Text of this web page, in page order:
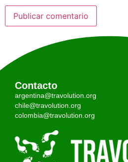
Contacto
argentina@travolution.org
chile@travolution.org
colombia@travolution.org